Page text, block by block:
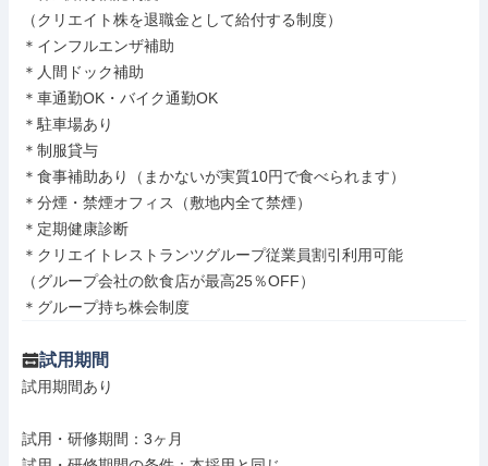
（クリエイト株を退職金として給付する制度）
＊インフルエンザ補助
＊人間ドック補助
＊車通勤OK・バイク通勤OK
＊駐車場あり
＊制服貸与
＊食事補助あり（まかないが実質10円で食べられます）
＊分煙・禁煙オフィス（敷地内全て禁煙）
＊定期健康診断
＊クリエイトレストランツグループ従業員割引利用可能
（グループ会社の飲食店が最高25％OFF）
＊グループ持ち株会制度
試用期間
試用期間あり
試用・研修期間：3ヶ月